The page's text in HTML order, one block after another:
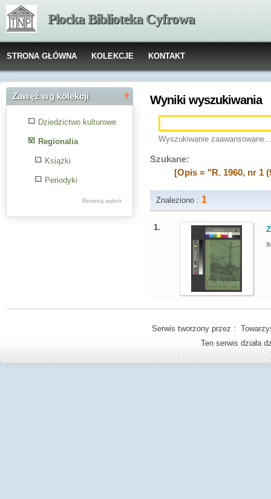
Płocka Biblioteka Cyfrowa
STRONA GŁÓWNA KOLEKCJE KONTAKT
Zawęź wg kolekcji
Dziedzictwo kulturowe
Regionalia
Książki
Periodyki
Resetuj wybór
Wyniki wyszukiwania
Wyszukiwanie zaawansowane...
Szukane:
[Opis = "R. 1960, nr 1
Znaleziono : 1
1.
Serwis tworzony przez :
Ten serwis działa